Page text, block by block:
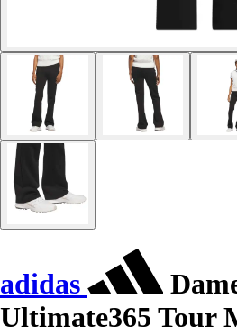
adidas
Ultimate365 Tour